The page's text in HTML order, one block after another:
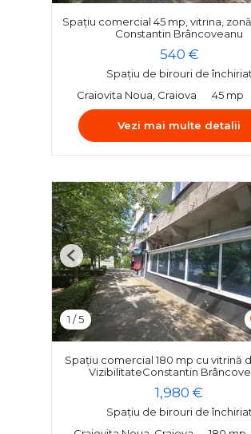
Spațiu comercial 45 mp, vitrina,
Constantin Brâncoveanu
540 €
Spațiu de birouri de închiriat
Craiovita Noua, Craiova
45 mp
Vezi mai multe detalii
1 /5
Previous
Spațiu comercial 180 mp cu vitrină
VizibilitateConstantin
1,980 €
Spațiu de birouri de închiriat